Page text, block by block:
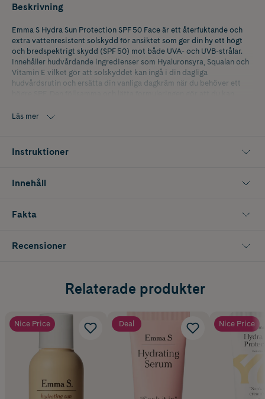
Beskrivning
Emma S Hydra Sun Protection SPF 50 Face är ett återfuktande och
extra vattenresistent solskydd för ansiktet som ger din hy ett högt
och bredspektrigt skydd (SPF 50) mot både UVA- och UVB-strålar.
Innehåller hudvårdande ingredienser som Hyaluronsyra, Squalan och
Vitamin E vilket gör att solskyddet kan ingå i din dagliga
hudvårdsrutin och ersätta din vanliga dagkräm när du behöver ett
vattenresistenta formuleringen gör att den passar bra att använda
Läs mer
Instruktioner
Innehåll
Fakta
Recensioner
Relaterade produkter
Nice Price Deal Nice Price